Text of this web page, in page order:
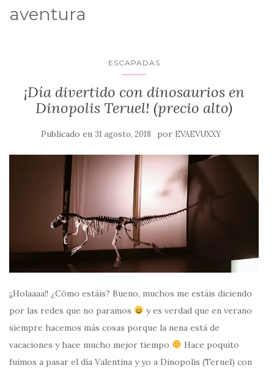
aventura
ESCAPADAS
¡Día divertido con dinosaurios en
Dinopolis Teruel! (precio alto)
Publicado en 31 agosto, 2018 por EVAEVUXXY
¡¡Holaaaa!! ¿Cómo estáis? Bueno, muchos me estáis diciendo
por las redes que no paramos
y es verdad que en verano
siempre hacemos más cosas porque la nena está de
vacaciones y hace mucho mejor tiempo
Hace poquito
fuimos a pasar el día Valentina y yo a Dinopolis (Teruel) con